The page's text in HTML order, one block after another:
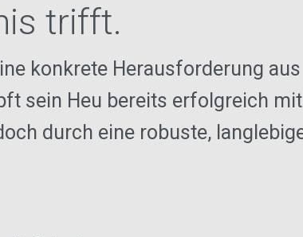
trifft.
konkrete Herausforderung
sein Heu bereits erfolgreich
durch eine robuste,